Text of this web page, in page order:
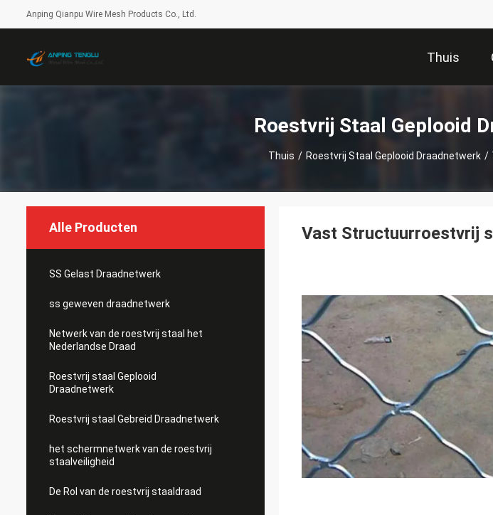
Anping Qianpu Wire Mesh Products Co., Ltd.
Thuis
Roestvrij Staal Geplooid
Thuis / Roestvrij Staal Geplooid Draadnetwerk /
Alle Producten
SS Gelast Draadnetwerk
ss geweven draadnetwerk
Netwerk van de roestvrij staal het
Nederlandse Draad
Roestvrij staal Geplooid
Draadnetwerk
Roestvrij staal Gebreid Draadnetwerk
het schermnetwerk van de roestvrij
staalveiligheid
De Rol van de roestvrij staaldraad
Vast Structuurroestvrij